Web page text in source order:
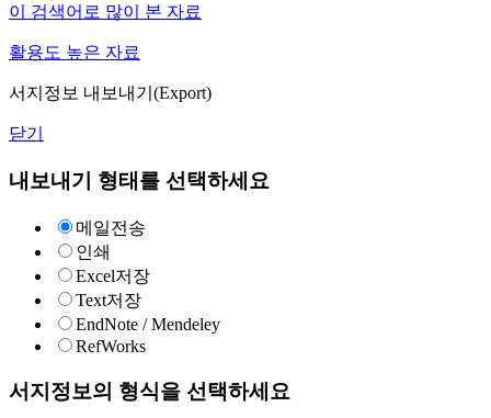
이 검색어로 많이 본 자료
활용도 높은 자료
서지정보 내보내기(Export)
닫기
내보내기 형태를 선택하세요
메일전송
인쇄
Excel저장
Text저장
EndNote / Mendeley
RefWorks
서지정보의 형식을 선택하세요